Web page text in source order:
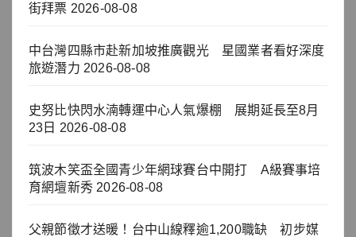
街拜票 2026-08-08
中台灣四縣市赴新加坡推廣觀光 星國業者看好深度
旅遊潛力 2026-08-08
史努比快閃水湳轉運中心人氣爆棚 展期延長至8月
23日 2026-08-08
筑波木笑盃全國青少年網球賽台中開打 A級賽事培
育網壇新秀 2026-08-08
父親節徵才送暖！台中山線釋逾1,200職缺 初步媒